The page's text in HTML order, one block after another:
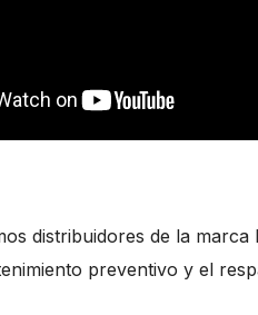
distribuidores de la
preventivo y el